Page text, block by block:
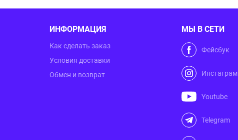
ИНФОРМАЦИЯ
Как сделать заказ
Условия доставки
Обмен и возврат
МЫ В СЕТИ
Фейсбук
Инстаграм
Youtube
Telegram